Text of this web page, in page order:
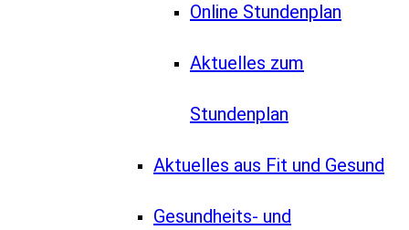
Online Stundenplan
Aktuelles zum
Stundenplan
Aktuelles aus Fit und Gesund
Gesundheits- und